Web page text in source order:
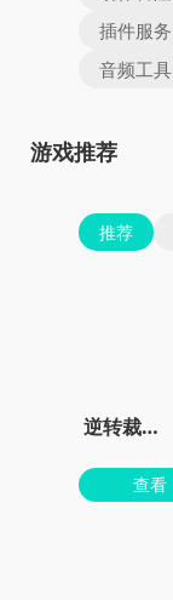
插件服务
音频工具
游戏推荐
推荐
逆转裁判3汉化版虫虫助手
查看